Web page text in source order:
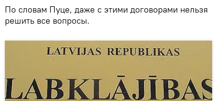
По словам Пуце, даже с этими договорами нельзя
решить все вопросы.